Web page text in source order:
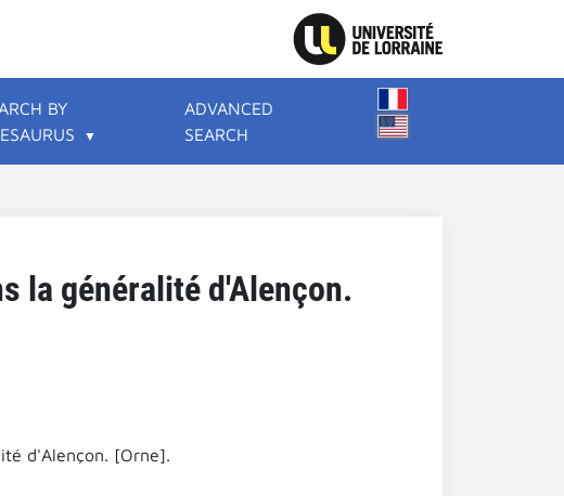
BY
ADVANCED
SEARCH
la généralité d'Alençon.
d'Alençon. [Orne].